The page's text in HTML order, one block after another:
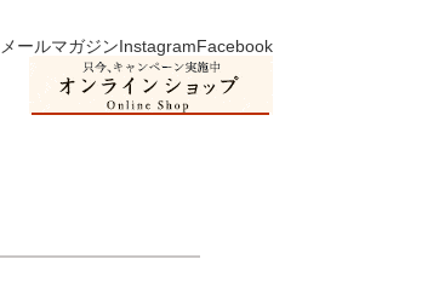
メールマガジンInstagramFacebook